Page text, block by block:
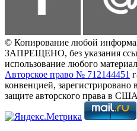
© Копирование любой
ЗАПРЕЩЕНО, без указания
использование любого
Авторское право № 712144451
конвенцией,
защите авторского права в